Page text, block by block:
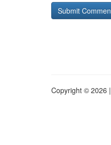
Copyright © 2026 |